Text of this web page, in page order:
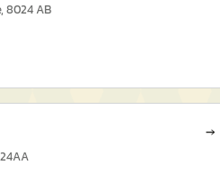
8024 AB
→